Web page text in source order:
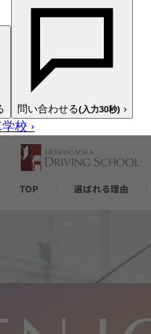
問い合わせる(入力30秒) ›
校 ›